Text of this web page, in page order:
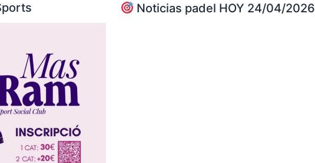
Noticias padel HOY 24/04/2026